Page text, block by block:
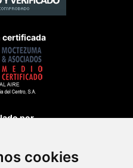
cookies
certificada
por